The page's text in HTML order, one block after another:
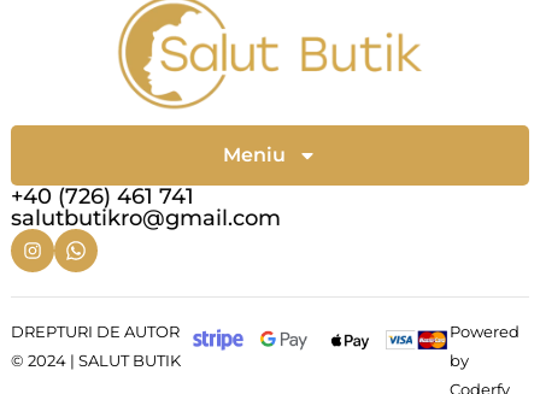
+40 (726) 461 741
salutbutikro@gmail.com
Meniu
DREPTURI DE AUTOR
© 2024 | SALUT BUTIK
Powered
by
Coderfy